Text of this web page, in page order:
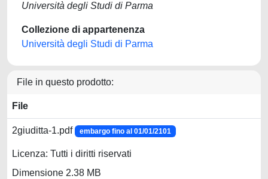
Università degli Studi di Parma
Collezione di appartenenza
Università degli Studi di Parma
File in questo prodotto:
File
2giuditta-1.pdf embargo fino al 01/01/2101
Licenza: Tutti i diritti riservati
Dimensione 2.38 MB